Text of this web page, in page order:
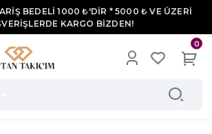
BEDELİ 1000 ₺'DİR * 5000 ₺ VE ÜZERİ
KARGO BİZDEN!
0